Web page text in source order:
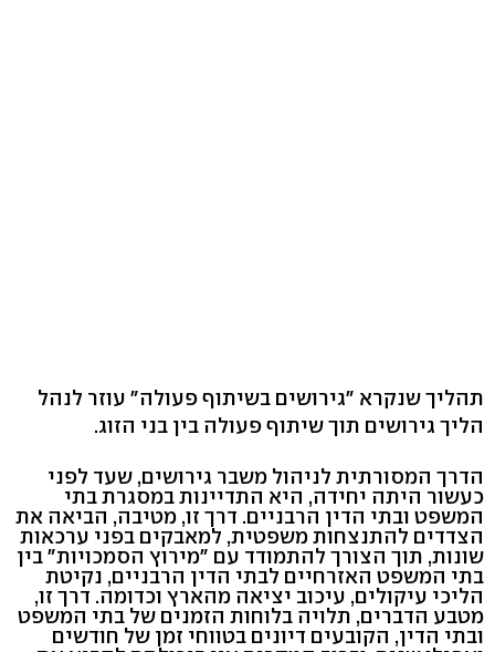
תהליך שנקרא "גירושים בשיתוף פעולה" עוזר לנהל
הליך גירושים תוך שיתוף פעולה בין בני הזוג.
הדרך המסורתית לניהול משבר גירושים, שעד לפני
כעשור היתה יחידה, היא התדיינות במסגרת בתי
המשפט ובתי הדין הרבניים. דרך זו, מטיבה, הביאה את
הצדדים להתנצחות משפטית, למאבקים בפני ערכאות
שונות, תוך הצורך להתמודד עם "מירוץ הסמכויות" בין
בתי המשפט האזרחיים לבתי הדין הרבניים, נקיטת
הליכי עיקולים, עיכוב יציאה מהארץ וכדומה. דרך זו,
מטבע הדברים, תלויה בלוחות הזמנים של בתי המשפט
ובתי הדין, הקובעים דיונים בטווחי זמן של חודשים